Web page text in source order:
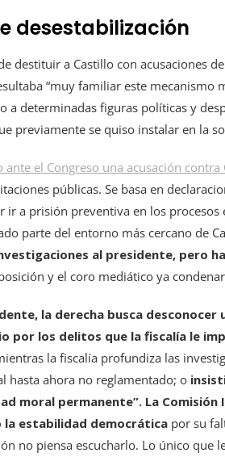
desestabilización
destituir a Castillo con acusaciones
“muy familiar este
a determinadas figuras políticas y
previamente se quiso instalar en la
ante el Congreso una acusación contra
públicas. Se basa en
ir a prisión preventiva en los
parte del entorno más cercano de
al presidente, pero
y el coro mediático ya
la derecha busca
por los delitos que la fiscalía le
la fiscalía profundiza las
hasta ahora no reglamentado; o
moral permanente”. La
la estabilidad democrática por su
no piensa escucharlo. Lo único